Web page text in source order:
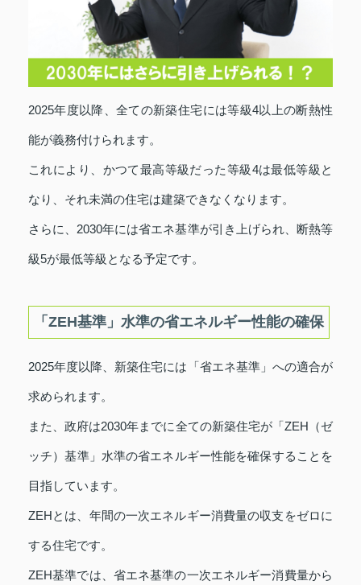
2025年度以降、全ての新築住宅には等級4以上の断熱性
能が義務付けられます。
これにより、かつて最高等級だった等級4は最低等級と
なり、それ未満の住宅は建築できなくなります。
さらに、2030年には省エネ基準が引き上げられ、断熱等
級5が最低等級となる予定です。
「ZEH基準」水準の省エネルギー性能の確保
2025年度以降、新築住宅には「省エネ基準」への適合が
求められます。
また、政府は2030年までに全ての新築住宅が「ZEH（ゼ
ッチ）基準」水準の省エネルギー性能を確保することを
目指しています。
ZEHとは、年間の一次エネルギー消費量の収支をゼロに
する住宅です。
ZEH基準では、省エネ基準の一次エネルギー消費量から